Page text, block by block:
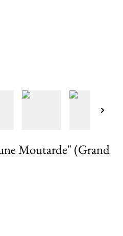
Moutarde" (Grand